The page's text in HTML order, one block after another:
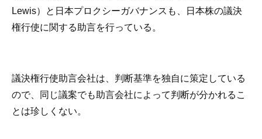
Lewis）と日本プロクシーガバナンスも、日本株の議決
権行使に関する助言を行っている。
議決権行使助言会社は、判断基準を独自に策定している
ので、同じ議案でも助言会社によって判断が分かれるこ
とは珍しくない。